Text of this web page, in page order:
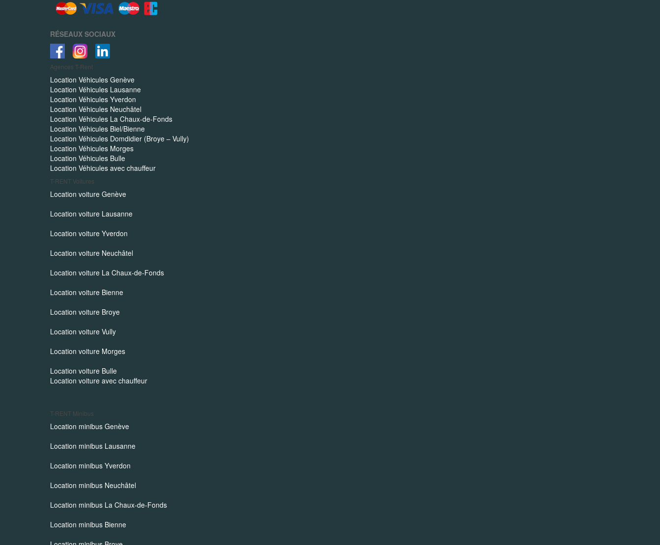
RÉSEAUX SOCIAUX
Agences T-Rent
Location Véhicules Genève
Location Véhicules Lausanne
Location Véhicules Yverdon
Location Véhicules Neuchâtel
Location Véhicules La Chaux-de-Fonds
Location Véhicules Biel/Bienne
Location Véhicules Domdidier (Broye – Vully)
Location Véhicules Morges
Location Véhicules Bulle
Location Véhicules avec chauffeur
T-RENT Voitures
Location voiture Genève
Location voiture Lausanne
Location voiture Yverdon
Location voiture Neuchâtel
Location voiture La Chaux-de-Fonds
Location voiture Bienne
Location voiture Broye
Location voiture Vully
Location voiture Morges
Location voiture Bulle
Location voiture avec chauffeur
T-RENT Minibus
Location minibus Genève
Location minibus Lausanne
Location minibus Yverdon
Location minibus Neuchâtel
Location minibus La Chaux-de-Fonds
Location minibus Bienne